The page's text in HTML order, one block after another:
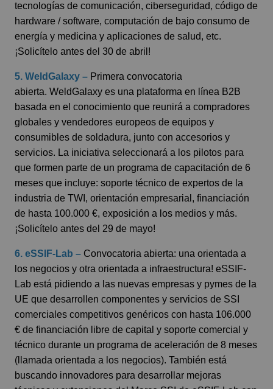
tecnologías de comunicación, ciberseguridad, código de
hardware / software, computación de bajo consumo de
energía y medicina y aplicaciones de salud, etc.
¡Solicítelo antes del 30 de abril!
5. WeldGalaxy – Primera convocatoria
abierta. WeldGalaxy es una plataforma en línea B2B
basada en el conocimiento que reunirá a compradores
globales y vendedores europeos de equipos y
consumibles de soldadura, junto con accesorios y
servicios. La iniciativa seleccionará a los pilotos para
que formen parte de un programa de capacitación de 6
meses que incluye: soporte técnico de expertos de la
industria de TWI, orientación empresarial, financiación
de hasta 100.000 €, exposición a los medios y más.
¡Solicítelo antes del 29 de mayo!
6. eSSIF-Lab – Convocatoria abierta: una orientada a
los negocios y otra orientada a infraestructura! eSSIF-
Lab está pidiendo a las nuevas empresas y pymes de la
UE que desarrollen componentes y servicios de SSI
comerciales competitivos genéricos con hasta 106.000
€ de financiación libre de capital y soporte comercial y
técnico durante un programa de aceleración de 8 meses
(llamada orientada a los negocios). También está
buscando innovadores para desarrollar mejoras